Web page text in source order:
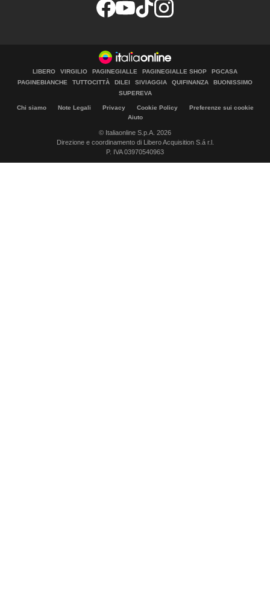
LIBERO VIRGILIO PAGINEGIALLE PAGINEGIALLE SHOP
PGCASA
PAGINEBIANCHE
TUTTOCITTÀ DILEI SIVIAGGIA QUIFINANZA
BUONISSIMO
SUPEREVA
Chi siamo Note Legali Privacy Cookie Policy
Preferenze sui cookie
Aiuto
© Italiaonline S.p.A. 2026
Direzione e coordinamento di Libero Acquisition S.á r.l.
P. IVA 03970540963